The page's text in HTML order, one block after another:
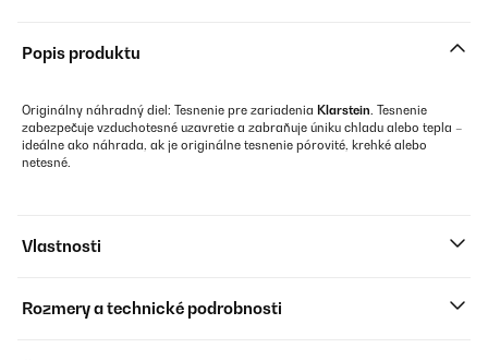
Popis produktu
Originálny náhradný diel: Tesnenie pre zariadenia Klarstein. Tesnenie
zabezpečuje vzduchotesné uzavretie a zabraňuje úniku chladu alebo tepla –
ideálne ako náhrada, ak je originálne tesnenie pórovité, krehké alebo
netesné.
Vlastnosti
Rozmery a technické podrobnosti